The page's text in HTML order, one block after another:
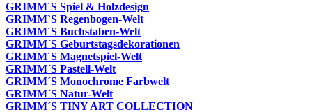
GRIMM´S Spiel & Holzdesign
GRIMM`S Regenbogen-Welt
GRIMM´S Buchstaben-Welt
GRIMM´S Geburtstagsdekorationen
GRIMM´S Magnetspiel-Welt
GRIMM´S Pastell-Welt
GRIMM´S Monochrome Farbwelt
GRIMM´S Natur-Welt
GRIMM´S TINY ART COLLECTION